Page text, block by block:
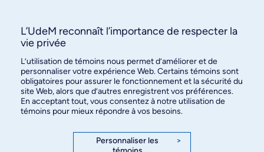
S’abonner
Bureau des communications et
des relations publiques
L’UdeM reconnaît l’importance de respecter la
vie privée
L’utilisation de témoins nous permet d’améliorer et de
personnaliser votre expérience Web. Certains témoins sont
obligatoires pour assurer le fonctionnement et la sécurité du
site Web, alors que d’autres enregistrent vos préférences.
En acceptant tout, vous consentez à notre utilisation de
témoins pour mieux répondre à vos besoins.
Personnaliser les
>